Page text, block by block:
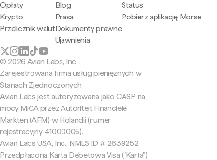
Opłaty
Krypto
Przelicznik walut
Blog
Prasa
Dokumenty prawne
Ujawnienia
Status
Pobierz aplikację Morse
© 2026 Avian Labs, Inc
Zarejestrowana firma usług pieniężnych w
Stanach Zjednoczonych
Avian Labs jest autoryzowana jako CASP na
mocy MiCA przez Autoriteit Financiële
Markten (AFM) w Holandii (numer
rejestracyjny 41000005).
Avian Labs USA, Inc., NMLS ID # 2639252
Przedpłacona Karta Debetowa Visa ("Karta")